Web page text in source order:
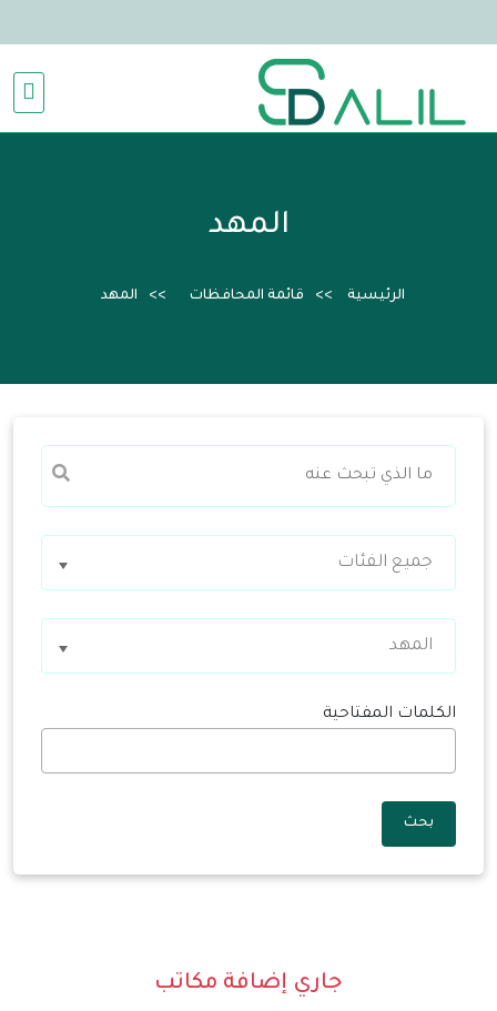
المهد
الرئيسية قائمة المحافظات المهد
جميع الفئات
المهد
الكلمات المفتاحية
بحث
جاري إضافة مكاتب